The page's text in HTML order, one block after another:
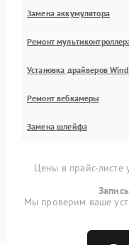
Замена аккумулятора
Ремонт
Установка драйверов
Ремонт вебкамеры
Замена шлейфа
Цены в прайс-листе
Мы проверим ваше